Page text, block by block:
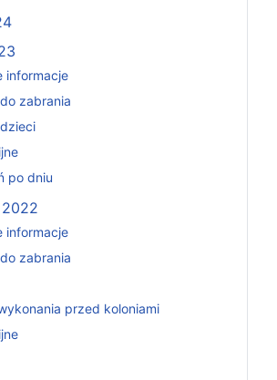
informacje
zabrania
po dniu
informacje
zabrania
przed koloniami